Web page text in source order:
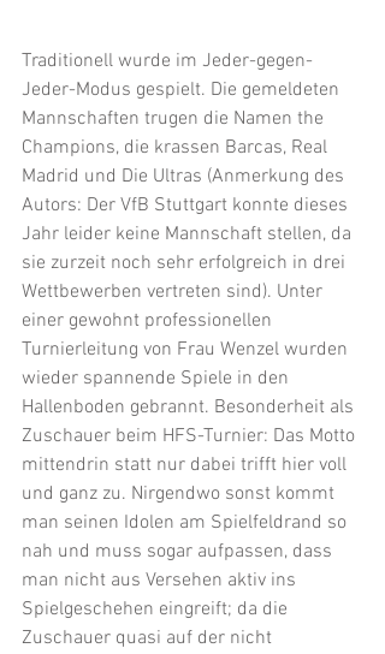
Traditionell wurde im Jeder-gegen-
Jeder-Modus gespielt. Die gemeldeten
Mannschaften trugen die Namen the
Champions, die krassen Barcas, Real
Madrid und Die Ultras (Anmerkung des
Autors: Der VfB Stuttgart konnte dieses
Jahr leider keine Mannschaft stellen, da
sie zurzeit noch sehr erfolgreich in drei
Wettbewerben vertreten sind). Unter
einer gewohnt professionellen
Turnierleitung von Frau Wenzel wurden
wieder spannende Spiele in den
Hallenboden gebrannt. Besonderheit als
Zuschauer beim HFS-Turnier: Das Motto
mittendrin statt nur dabei trifft hier voll
und ganz zu. Nirgendwo sonst kommt
man seinen Idolen am Spielfeldrand so
nah und muss sogar aufpassen, dass
man nicht aus Versehen aktiv ins
Spielgeschehen eingreift; da die
Zuschauer quasi auf der nicht